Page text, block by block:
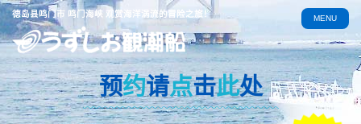
德岛县鸣门市 鸣门海峡 观赏海洋涡流的冒险之旅！ MENU
预约请点击此处